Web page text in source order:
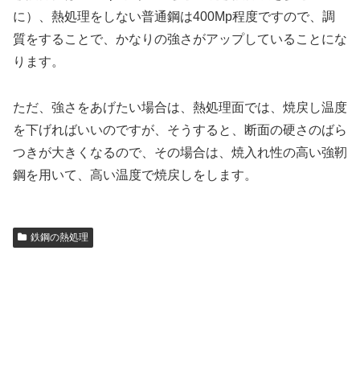
に）、熱処理をしない普通鋼は400Mp程度ですので、調
質をすることで、かなりの強さがアップしていることにな
ります。
ただ、強さをあげたい場合は、熱処理面では、焼戻し温度
を下げればいいのですが、そうすると、断面の硬さのばら
つきが大きくなるので、その場合は、焼入れ性の高い強靭
鋼を用いて、高い温度で焼戻しをします。
鉄鋼の熱処理